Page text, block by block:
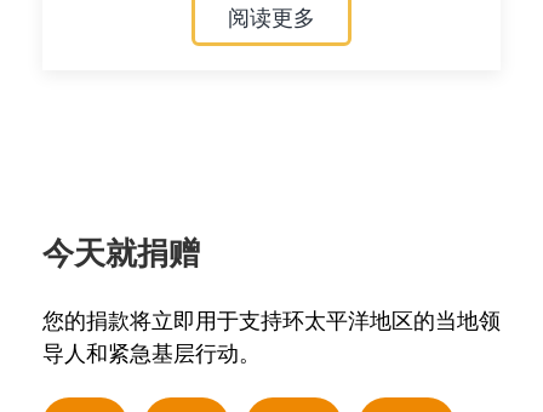
阅读更多
今天就捐赠
您的捐款将立即用于支持环太平洋地区的当地领
导人和紧急基层行动。